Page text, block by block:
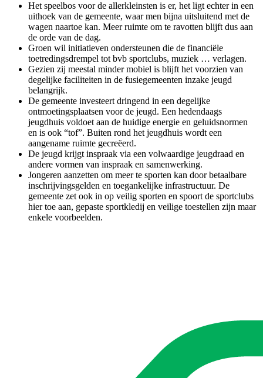
Het speelbos voor de allerkleinsten is er, het ligt echter in een
uithoek van de gemeente, waar men bijna uitsluitend met de
wagen naartoe kan. Meer ruimte om te ravotten blijft dus aan
de orde van de dag.
Groen wil initiatieven ondersteunen die de financiële
toetredingsdrempel tot bvb sportclubs, muziek … verlagen.
Gezien zij meestal minder mobiel is blijft het voorzien van
degelijke faciliteiten in de fusiegemeenten inzake jeugd
belangrijk.
De gemeente investeert dringend in een degelijke
ontmoetingsplaatsen voor de jeugd. Een hedendaags
jeugdhuis voldoet aan de huidige energie en geluidsnormen
en is ook “tof”. Buiten rond het jeugdhuis wordt een
aangename ruimte gecreëerd.
De jeugd krijgt inspraak via een volwaardige jeugdraad en
andere vormen van inspraak en samenwerking.
Jongeren aanzetten om meer te sporten kan door betaalbare
inschrijvingsgelden en toegankelijke infrastructuur. De
gemeente zet ook in op veilig sporten en spoort de sportclubs
hier toe aan, gepaste sportkledij en veilige toestellen zijn maar
enkele voorbeelden.